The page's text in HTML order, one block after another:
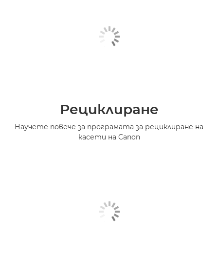
Рециклиране
Научете повече за програмата за рециклиране на
касети на Canon